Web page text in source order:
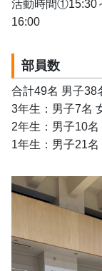
活動時間①15:30
16:00
部員数
合計49名 男子38
3年生：男子7名
2年生：男子10名
1年生：男子21名